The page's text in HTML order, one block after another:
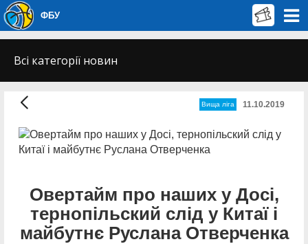
ФБУ
Всі категорії новин
Вища лiга 11.10.2019
Овертайм про наших у Досі,
тернопільский слід у Китаї і
майбутнє Руслана Отверченка